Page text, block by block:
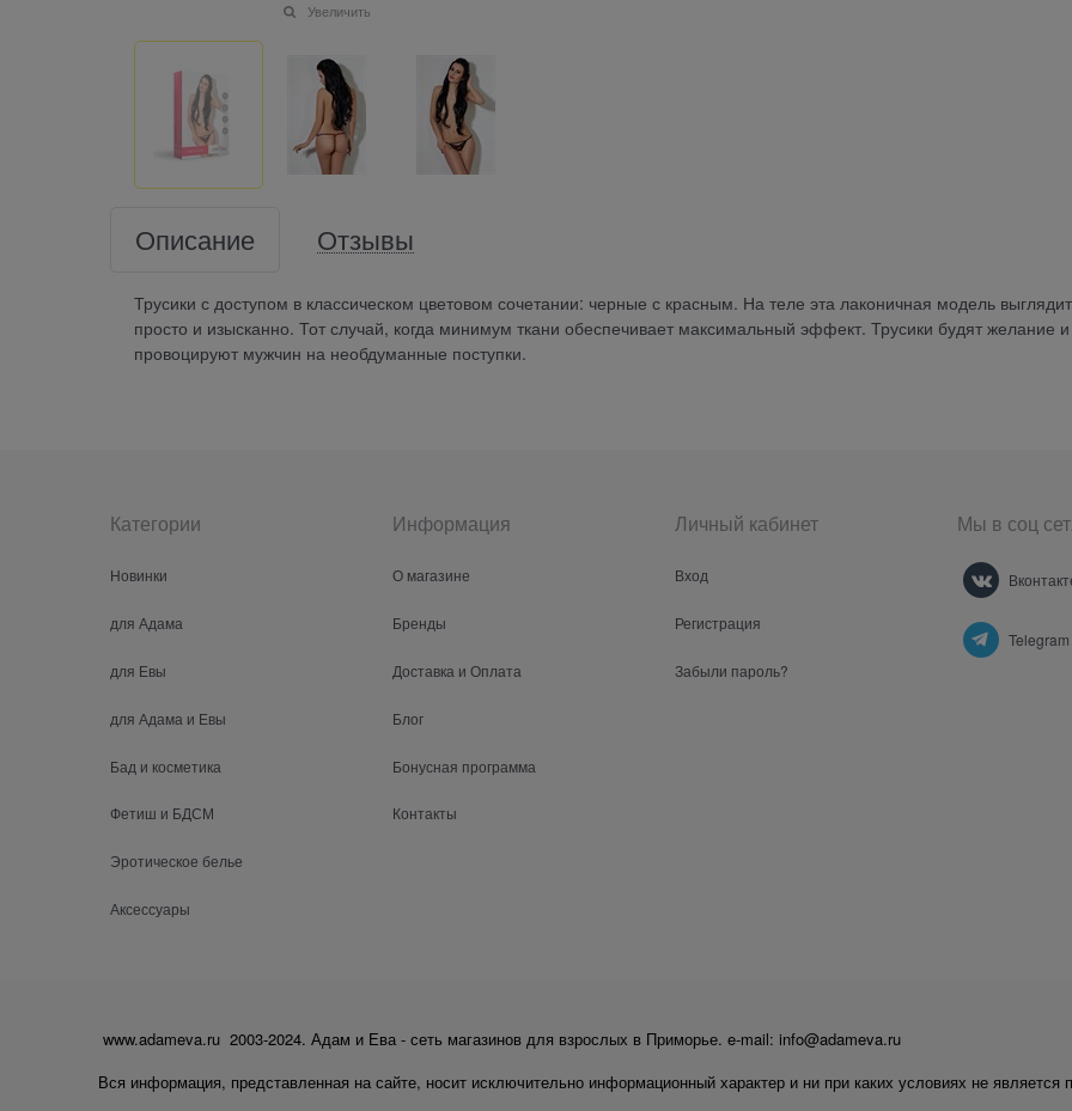
Увеличить
Описание Отзывы
Трусики с доступом в классическом цветовом сочетании: черные с красным. На теле эта лаконичная модель выглядит
просто и изысканно. Тот случай, когда минимум ткани обеспечивает максимальный эффект. Трусики будят желание и
провоцируют мужчин на необдуманные поступки.
Категории
Новинки
для Адама
для Евы
для Адама и Евы
Бад и косметика
Фетиш и БДСМ
Эротическое белье
Аксессуары
Информация
О магазине
Бренды
Доставка и Оплата
Блог
Бонусная программа
Контакты
Личный кабинет
Вход
Регистрация
Забыли пароль?
Мы в соц
Telegram
www.adameva.ru 2003-2024. Адам и Ева - сеть магазинов для взрослых в Приморье. e-mail: info@adameva.ru
Вся информация, представленная на сайте, носит исключительно информационный характер и ни при каких условиях не является